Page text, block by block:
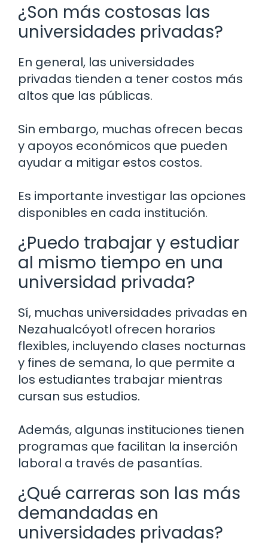
¿Son más costosas las
universidades privadas?
En general, las universidades
privadas tienden a tener costos más
altos que las públicas.
Sin embargo, muchas ofrecen becas
y apoyos económicos que pueden
ayudar a mitigar estos costos.
Es importante investigar las opciones
disponibles en cada institución.
¿Puedo trabajar y estudiar
al mismo tiempo en una
universidad privada?
Sí, muchas universidades privadas en
Nezahualcóyotl ofrecen horarios
flexibles, incluyendo clases nocturnas
y fines de semana, lo que permite a
los estudiantes trabajar mientras
cursan sus estudios.
Además, algunas instituciones tienen
programas que facilitan la inserción
laboral a través de pasantías.
¿Qué carreras son las más
demandadas en
universidades privadas?